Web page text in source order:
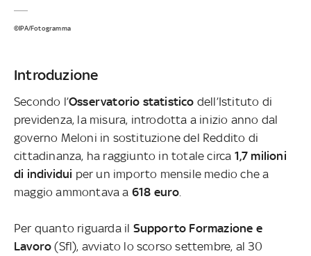
©IPA/Fotogramma
Introduzione
Secondo l’Osservatorio statistico dell’Istituto di
previdenza, la misura, introdotta a inizio anno dal
governo Meloni in sostituzione del Reddito di
cittadinanza, ha raggiunto in totale circa 1,7 milioni
di individui per un importo mensile medio che a
maggio ammontava a 618 euro
Per quanto riguarda il Supporto Formazione e
Lavoro (Sfl), avviato lo scorso settembre, al 30